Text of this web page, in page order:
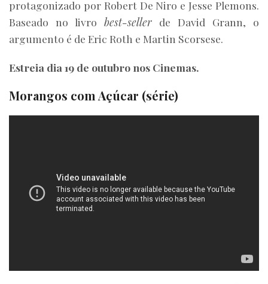
protagonizado por Robert De Niro e Jesse Plemons.
Baseado no livro best-seller de David Grann, o
argumento é de Eric Roth e Martin Scorsese.
Estreia dia 19 de outubro nos Cinemas.
Morangos com Açúcar (série)